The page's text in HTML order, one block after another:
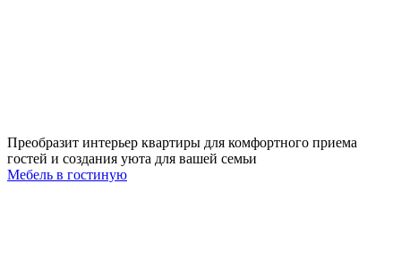
Преобразит интерьер квартиры для комфортного приема
гостей и создания уюта для вашей семьи
Мебель в гостиную